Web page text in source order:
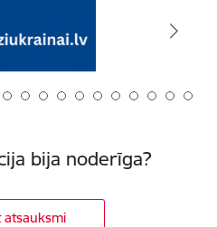
bija noderīga?
atsauksmi